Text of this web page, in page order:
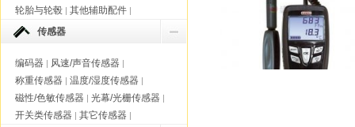
轮胎与轮毂 | 其他辅助配件 |
传感器
编码器 | 风速/声音传感器 |
称重传感器 | 温度/湿度传感器 |
磁性/色敏传感器 | 光幕/光栅传感器 |
开关类传感器 | 其它传感器 |